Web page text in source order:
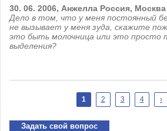
30. 06. 2006, Анжелла Россия, Москва
Дело в том, что у меня постоянный
не вызывает у меня зуда, скажите
это быть молочница или это просто
выделения?
1 2 3 4 ›
Задать свой вопрос